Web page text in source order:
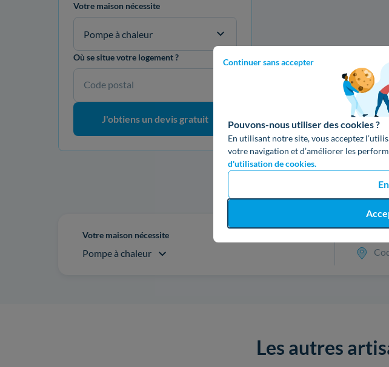
Continuer sans accepter
Pouvons-nous utiliser des cookies ?
En utilisant notre site, vous acceptez
votre navigation et d’améliorer les
d'utilisation de cookies.
Votre maison nécessite
Pompe à chaleur
Où se situe votre logement ?
Code postal
J'obtiens un devis gratuit
Recevez votre
Votre maison nécessite
Pompe à chaleur
Les autres